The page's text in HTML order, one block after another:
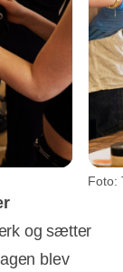
Foto:
og sætter
blev